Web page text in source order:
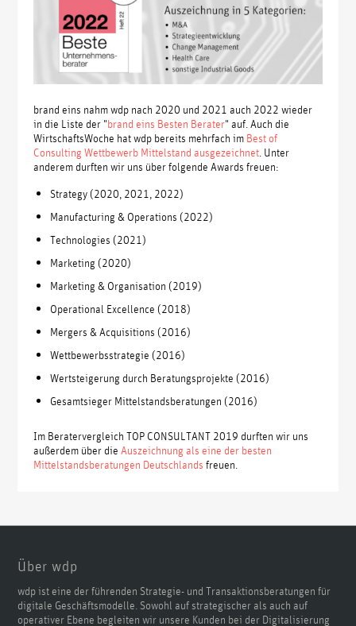
brand eins nahm wdp nach 2020 und 2021 auch 2022 wieder
in die Liste der "brand eins Besten Berater" auf. Auch die
WirtschaftsWoche hat wdp bereits mehrfach im Best of
Consulting Wettbewerb Mittelstand ausgezeichnet . Unter
anderem durften wir uns über folgende Awards freuen:
Strategy (2020, 2021, 2022)
Manufacturing & Operations (2022)
Technologies (2021)
Marketing (2020)
Marketing & Organisation (2019)
Operational Excellence (2018)
Mergers & Acquisitions (2016)
Wettbewerbsstrategie (2016)
Wertsteigerung durch Beratungsprojekte (2016)
Gesamtsieger Mittelstandsberatungen (2016)
Im Beratervergleich TOP CONSULTANT 2019 durften wir uns
außerdem über dieAuszeichnung als eine der besten
Mittelstandsberatungen Deutschlands freuen.
Über wdp
wdp ist eine der führenden Strategie- und Transaktionsberatungen für
digitale Geschäftsmodelle. Sowohl auf strategischer als auch auf
operativer Ebene begleiten wir unsere Kunden bei der Digitalisierung